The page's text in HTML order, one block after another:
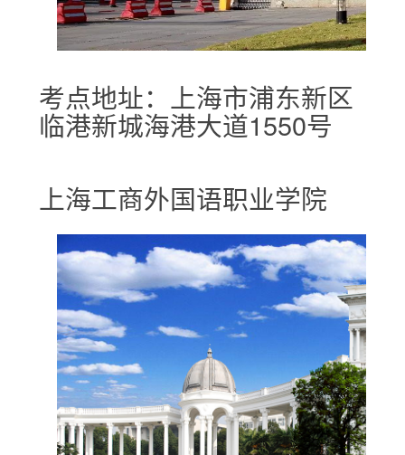
考点地址：上海市浦东新区
临港新城海港大道1550号
上海工商外国语职业学院